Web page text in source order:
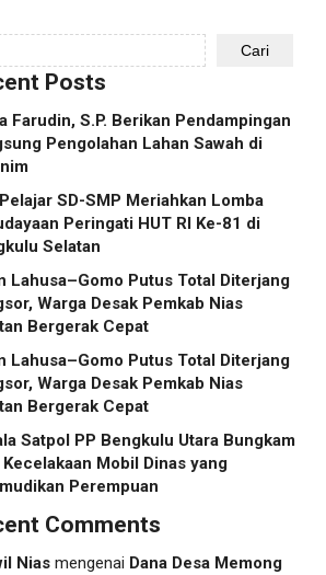
Cari
Posts
Farudin, S.P. Berikan Pendampingan
Pengolahan Lahan Sawah di
SD-SMP Meriahkan Lomba
Peringati HUT RI Ke-81 di
Selatan
Lahusa–Gomo Putus Total Diterjang
Warga Desak Pemkab Nias
Bergerak Cepat
Lahusa–Gomo Putus Total Diterjang
Warga Desak Pemkab Nias
Bergerak Cepat
Satpol PP Bengkulu Utara Bungkam
Mobil Dinas yang
Perempuan
Comments
Nias mengenai Dana Desa Memong